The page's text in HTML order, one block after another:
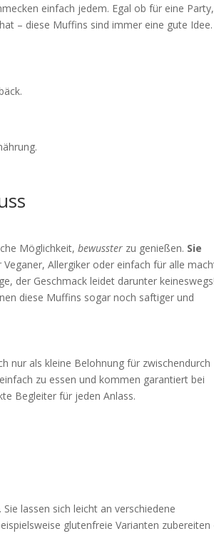
einfach jedem. Egal ob für eine
– diese Muffins sind immer eine gute Idee.
Möglichkeit,bewusster zu genießen. Sie
Allergiker oder einfach für alle
der Geschmack leidet darunter
diese Muffins sogar noch saftiger und
nur als kleine Belohnung für zwischendurch
zu essen und kommen garantiert bei
Begleiter für jeden Anlass.
lassen sich leicht an verschiedene
glutenfreie Varianten